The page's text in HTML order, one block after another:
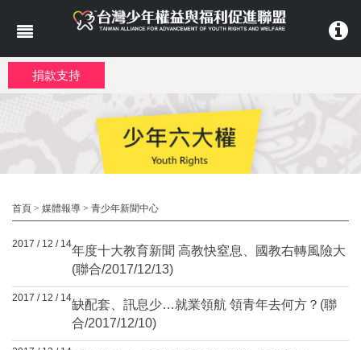
捐款支持
首頁 > 媒體報導 > 青少年新聞中心
2017 / 12 / 14年度十大教育新聞 高教快窒息、國教右轉風險大
(聯合/2017/12/13)
2017 / 12 / 14缺配套、訊息少…就業領航 領青年去何方？(聯
合/2017/12/10)